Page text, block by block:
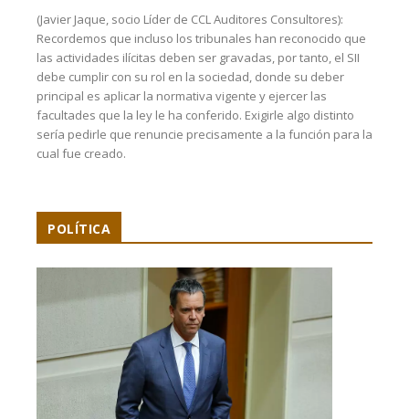
(Javier Jaque, socio Líder de CCL Auditores Consultores):
Recordemos que incluso los tribunales han reconocido que
las actividades ilícitas deben ser gravadas, por tanto, el SII
debe cumplir con su rol en la sociedad, donde su deber
principal es aplicar la normativa vigente y ejercer las
facultades que la ley le ha conferido. Exigirle algo distinto
sería pedirle que renuncie precisamente a la función para la
cual fue creado.
POLÍTICA